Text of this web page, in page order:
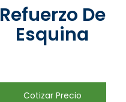
Refuerzo De
Esquina
Cotizar Precio